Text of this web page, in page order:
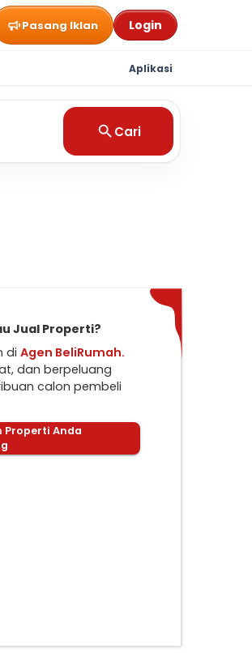
Pasang Iklan Login
Aplikasi
Cari
Jual Properti?
di Agen BeliRumah.
dan berpeluang
calon pembeli
Properti Anda